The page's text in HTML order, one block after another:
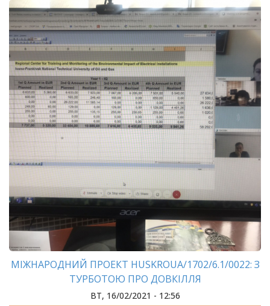
МІЖНАРОДНИЙ ПРОЕКТ HUSKROUA/1702/6.1/0022: З
ТУРБОТОЮ ПРО ДОВКІЛЛЯ
ВТ, 16/02/2021 - 12:56